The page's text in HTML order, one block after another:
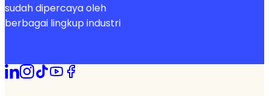
sudah dipercaya oleh
berbagai lingkup industri